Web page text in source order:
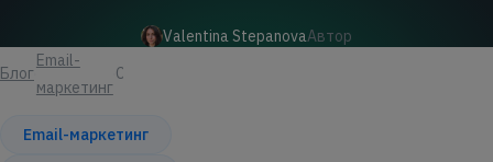
Valentina StepanovaАвтор
Блог
Email-
маркетинг
Email-маркетинг